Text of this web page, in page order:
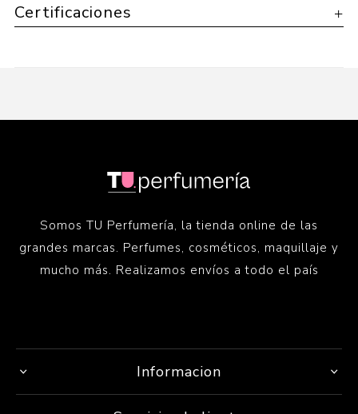
Certificaciones
Somos TU Perfumería, la tienda online de las
grandes marcas. Perfumes, cosméticos, maquillaje y
mucho más. Realizamos envíos a todo el país
Informacion